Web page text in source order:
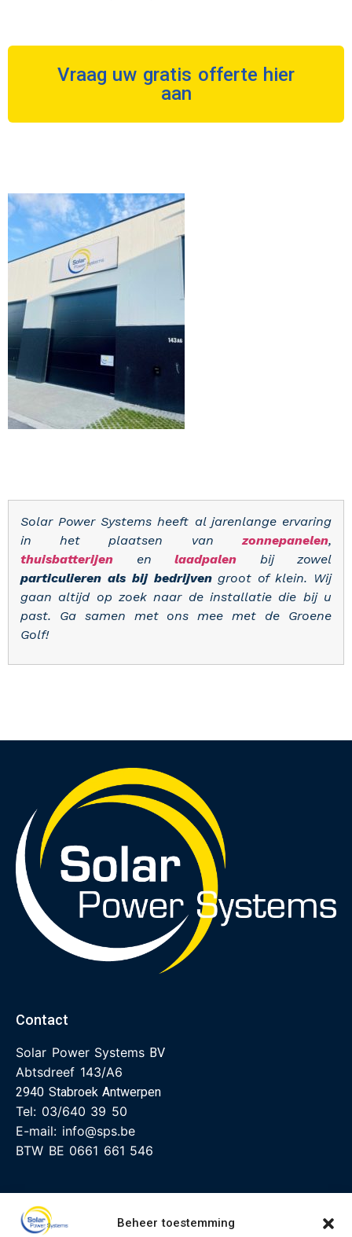
Beheer toestemming
Vraag uw gratis offerte hier
aan
Solar Power Systems heeft al jarenlange ervaring
in het plaatsen van zonnepanelen,
thuisbatterijen
en laadpalen
bij zowel
particulieren als bij bedrijvengroot of klein. Wij
gaan altijd op zoek naar de installatie die bij u
past. Ga samen met ons mee met de Groene
Golf!
Contact
Solar Power Systems BV
Abtsdreef 143/A6
2940 Stabroek Antwerpen
Tel: 03/640 39 50
E-mail: info@sps.be
BTW BE 0661 661 546
Menu